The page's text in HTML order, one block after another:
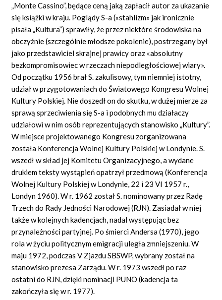
„Monte Cassino”, będące ceną jaką zapłacił autor za ukazanie
się książki w kraju. Poglądy S-a («stahlizm» jak ironicznie
pisała „Kultura”) sprawiły, że przez niektóre środowiska na
obczyźnie (szczególnie młodsze pokolenie), postrzegany był
jako przedstawiciel skrajnej prawicy oraz «absolutny
bezkompromisowiec w rzeczach niepodległościowej wiary».
Od początku 1956 brał S. zakulisowy, tym niemniej istotny,
udział w przygotowaniach do Światowego Kongresu Wolnej
Kultury Polskiej. Nie doszedł on do skutku, w dużej mierze za
sprawą sprzeciwienia się S-a i podobnych mu działaczy
udziałowi w nim osób reprezentujących stanowisko „Kultury”.
W miejsce projektowanego Kongresu zorganizowana
została Konferencja Wolnej Kultury Polskiej w Londynie. S.
wszedł w skład jej Komitetu Organizacyjnego, a wydane
drukiem teksty wystąpień opatrzył przedmową (Konferencja
Wolnej Kultury Polskiej w Londynie, 22 i 23 VI 1957 r.,
Londyn 1960). W r. 1962 został S. nominowany przez Radę
Trzech do Rady Jedności Narodowej (RJN). Zasiadał w niej
także w kolejnych kadencjach, nadal występując bez
przynależności partyjnej. Po śmierci Andersa (1970), jego
rola w życiu politycznym emigracji uległa zmniejszeniu. W
maju 1972, podczas V Zjazdu SBSWP, wybrany został na
stanowisko prezesa Zarządu. W r. 1973 wszedł po raz
ostatni do RJN, dzięki nominacji PUNO (kadencja ta
zakończyła się w r. 1977).